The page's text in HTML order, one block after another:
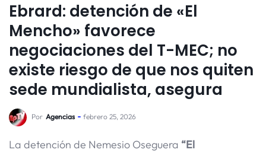
Ebrard: detención de «El
Mencho» favorece
negociaciones del T-MEC; no
existe riesgo de que nos quiten
sede mundialista, asegura
Por Agencias febrero 25, 2026
La detención de Nemesio Oseguera “El